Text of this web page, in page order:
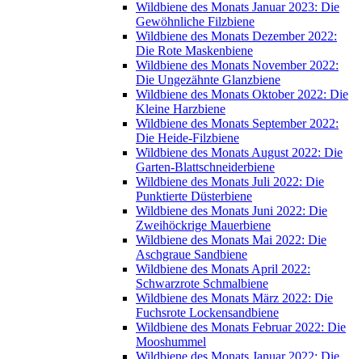
Wildbiene des Monats Januar 2023: Die
Gewöhnliche Filzbiene
Wildbiene des Monats Dezember 2022:
Die Rote Maskenbiene
Wildbiene des Monats November 2022:
Die Ungezähnte Glanzbiene
Wildbiene des Monats Oktober 2022: Die
Kleine Harzbiene
Wildbiene des Monats September 2022:
Die Heide-Filzbiene
Wildbiene des Monats August 2022: Die
Garten-Blattschneiderbiene
Wildbiene des Monats Juli 2022: Die
Punktierte Düsterbiene
Wildbiene des Monats Juni 2022: Die
Zweihöckrige Mauerbiene
Wildbiene des Monats Mai 2022: Die
Aschgraue Sandbiene
Wildbiene des Monats April 2022:
Schwarzrote Schmalbiene
Wildbiene des Monats März 2022: Die
Fuchsrote Lockensandbiene
Wildbiene des Monats Februar 2022: Die
Mooshummel
Wildbiene des Monats Januar 2022: Die